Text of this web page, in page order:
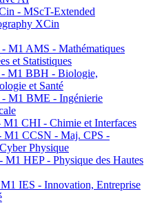
- MScT-Extended
XCin
M1 AMS - Mathématiques
et Statistiques
M1 BBH - Biologie,
et Santé
M1 BME - Ingénierie
CHI - Chimie et Interfaces
M1 CCSN - Maj. CPS -
Physique
M1 HEP - Physique des Hautes
IES - Innovation, Entreprise